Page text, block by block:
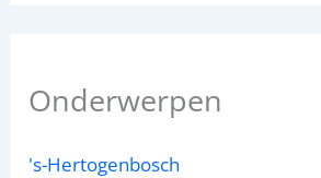
Onderwerpen
's-Hertogenbosch